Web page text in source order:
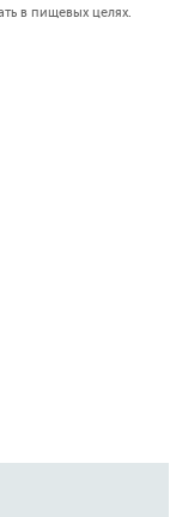
в пищевых целях.